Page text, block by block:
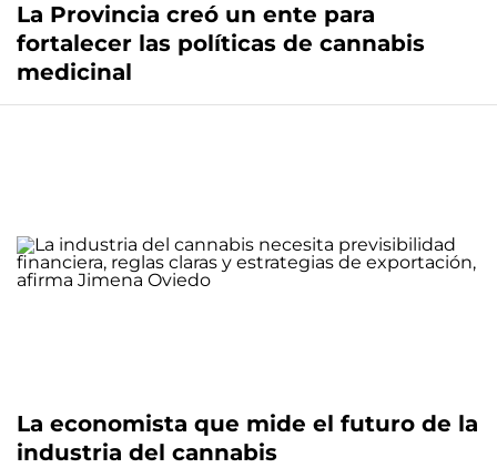
La Provincia creó un ente para
fortalecer las políticas de cannabis
medicinal
La economista que mide el futuro de la
industria del cannabis